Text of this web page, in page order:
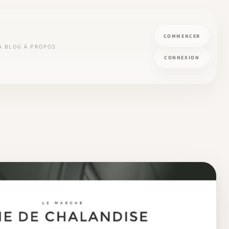
BLOG À PROPOS
COMMENCER
CONNEXION